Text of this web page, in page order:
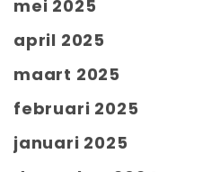
mei 2025
april 2025
maart 2025
februari 2025
januari 2025